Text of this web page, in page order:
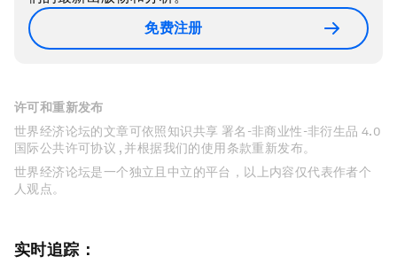
免费注册
许可和重新发布
世界经济论坛的文章可依照知识共享 署名-非商业性-非衍生品 4.0
国际公共许可协议 , 并根据我们的使用条款重新发布。
世界经济论坛是一个独立且中立的平台，以上内容仅代表作者个
人观点。
实时追踪：